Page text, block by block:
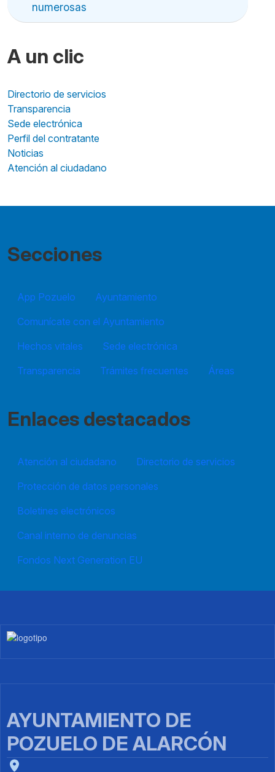
numerosas
A un clic
Directorio de servicios
Transparencia
Sede electrónica
Perfil del contratante
Noticias
Atención al ciudadano
Secciones
App Pozuelo
Ayuntamiento
Comunícate con el Ayuntamiento
Hechos vitales
Sede electrónica
Transparencia
Trámites frecuentes Áreas
Enlaces destacados
Atención al ciudadano
Directorio de servicios
Protección de datos personales
Boletines electrónicos
Canal interno de denuncias
Fondos Next Generation EU
Imagen
AYUNTAMIENTO DE
POZUELO DE ALARCÓN